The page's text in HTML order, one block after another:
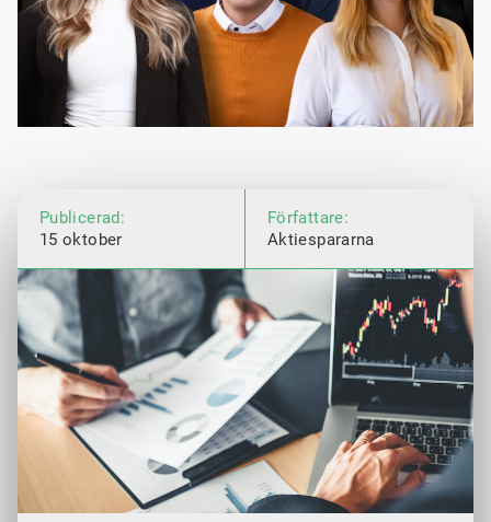
Publicerad:
15 oktober
Författare:
Aktiespararna